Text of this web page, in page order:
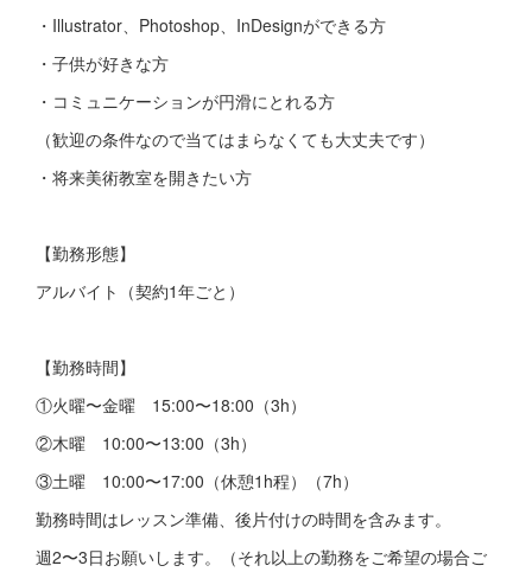
・Illustrator、Photoshop、InDesignができる方
・子供が好きな方
・コミュニケーションが円滑にとれる方
（歓迎の条件なので当てはまらなくても大丈夫です）
・将来美術教室を開きたい方
【勤務形態】
アルバイト（契約1年ごと）
【勤務時間】
①火曜〜金曜 15:00〜18:00（3h）
②木曜 10:00〜13:00（3h）
③土曜 10:00〜17:00（休憩1h程）（7h）
勤務時間はレッスン準備、後片付けの時間を含みます。
週2〜3日お願いします。（それ以上の勤務をご希望の場合ご